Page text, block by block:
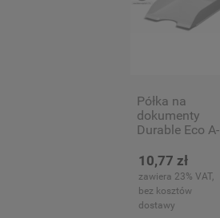
Półka na
dokumenty
Durable Eco A-
10,77 zł
zawiera 23% VAT,
bez kosztów
dostawy